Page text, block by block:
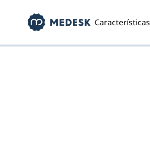
Características